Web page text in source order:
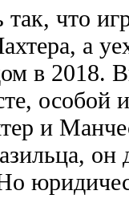
что
а
в 2018.
и